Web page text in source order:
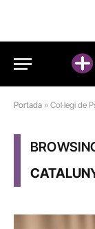
Portada » Col·legi de